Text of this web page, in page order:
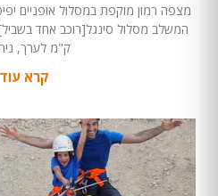
מצפה רמון מוקפת במסלול אופניים
ק"מ לערך,
קרא